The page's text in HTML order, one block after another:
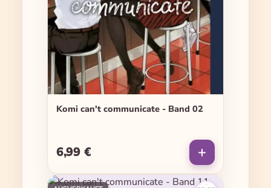
Komi can't communicate - Band 02
Regulärer Preis:
6,99 €